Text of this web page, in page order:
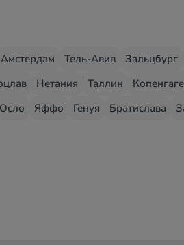
Амстердам Тель-Авив Зальцбург
Нетания Таллин
Осло Яффо Генуя Братислава